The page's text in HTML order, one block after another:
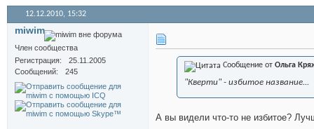
12.12.2010, 15:32
miwim
Член сообщества
Регистрация
25.11.2005
Сообщений
245
Сообщение от Ольга
"Кверти" - избитое название...
А вы видели что-то не избитое?